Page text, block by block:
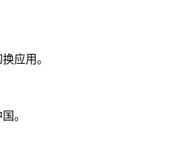
应用。
。